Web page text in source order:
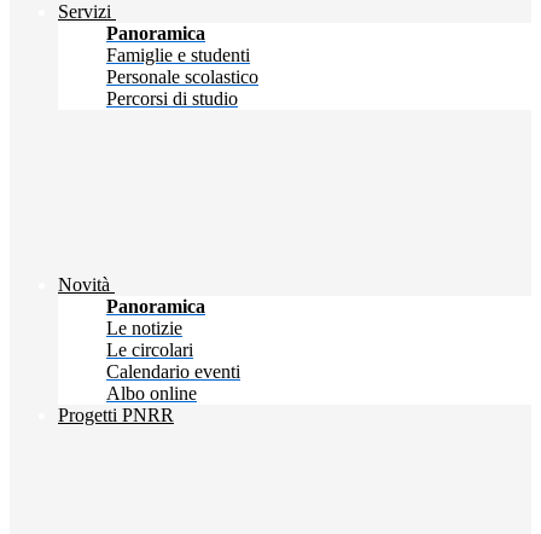
Servizi
Panoramica
Famiglie e studenti
Personale scolastico
Percorsi di studio
Novità
Panoramica
Le notizie
Le circolari
Calendario eventi
Albo online
Progetti PNRR